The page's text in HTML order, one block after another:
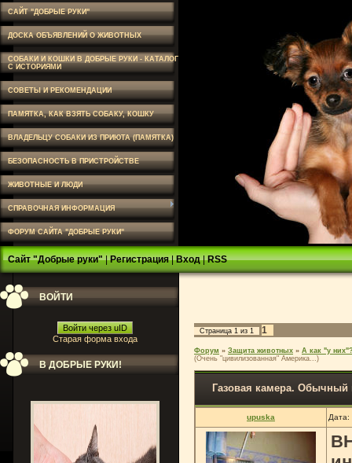
САЙТ "ДОБРЫЕ РУКИ"
ДОСКА ОБЪЯВЛЕНИЙ О ЖИВОТНЫХ
СОБАКИ И КОШКИ В ДОБРЫЕ РУКИ - КАТАЛОГ
С ИСТОРИЯМИ
СОВЕТЫ И РЕКОМЕНДАЦИИ
ПАМЯТКА, КАК ВЗЯТЬ СОБАКУ, КОШКУ
ВЛАДЕЛЬЦУ СОБАКИ ИЗ ПРИЮТА (ПАМЯТКА)
БЕЗОПАСНОСТЬ В ПРИСТРОЙСТВЕ
ЖИВОТНЫЕ И ЛЮДИ
СПРАВОЧНАЯ ИНФОРМАЦИЯ
ФОРУМ САЙТА "ДОБРЫЕ РУКИ"
Сайт "Добрые руки"|Регистрация|Вход|RSS
ВОЙТИ
Войти через uID
Старая форма входа
В ДОБРЫЕ РУКИ!
Страница 1 из 1 1
Форум » Защита животных » А как "у
(Очень "цивилизованная" Америка...)
Газовая камера. Обычный
upuska